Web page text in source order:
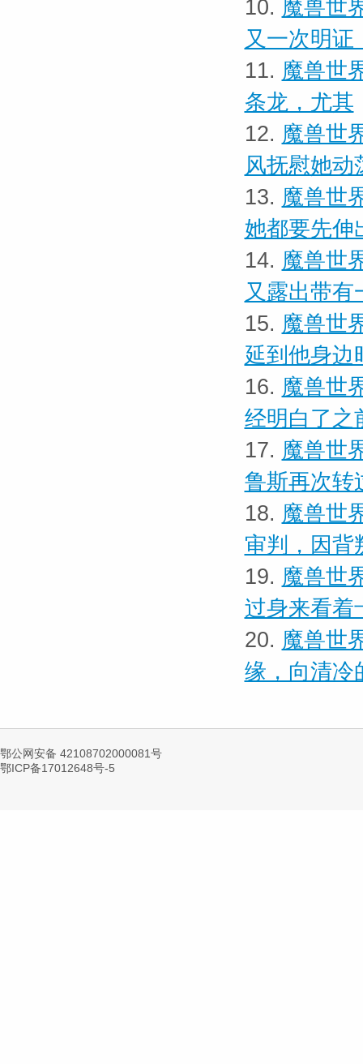
10. 魔兽世
又一次明证
11. 魔兽世
条龙，尤其
12. 魔兽世
风抚慰她动
13. 魔兽世
她都要先伸
14. 魔兽世
又露出带有
15. 魔兽世
延到他身边
16. 魔兽世
经明白了之
17. 魔兽世
鲁斯再次转
18. 魔兽世
审判，因背
19. 魔兽世
过身来看着
20. 魔兽世
缘，向清冷
鄂公网安备 42108702000081号
鄂ICP备17012648号-5